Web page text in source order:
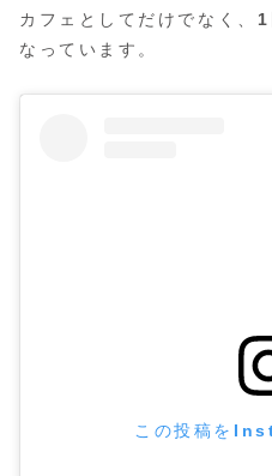
カフェとしてだけでなく、
なっています。
この投稿を